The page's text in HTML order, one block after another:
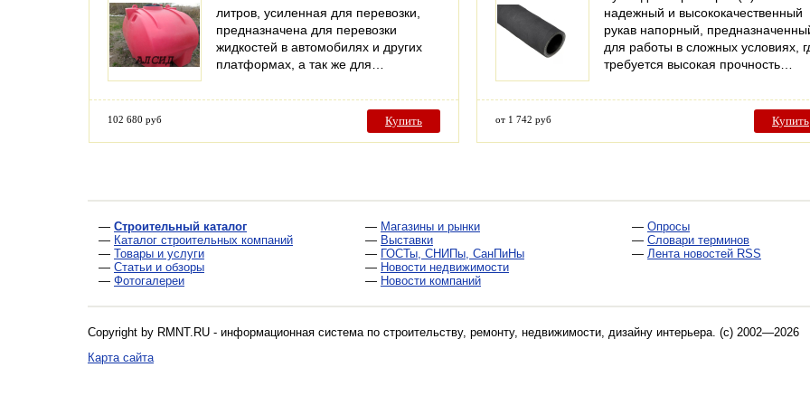
литров, усиленная для перевозки,
предназначена для перевозки
жидкостей в автомобилях и других
платформах, а так же для…
102 680 руб Купить
надежный и высококачественный
рукав напорный,
для работы в сложных условиях,
требуется высокая прочность…
от 1 742 руб Купить
— Строительный каталог
— Каталог строительных компаний
— Товары и услуги
— Статьи и обзоры
— Фотогалереи
— Магазины и рынки
— Выставки
— ГОСТы, СНИПы, СанПиНы
— Новости недвижимости
— Новости компаний
— Опросы
— Словари терминов
— Лента новостей RSS
Copyright by RMNT.RU - информационная система по строительству, ремонту, недвижимости, дизайну интерьера. (c) 2002—2026
Карта сайта